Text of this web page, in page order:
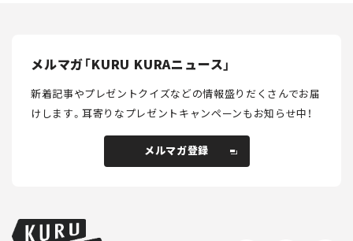
メルマガ「KURU KURAニュース」
新着記事やプレゼントクイズなどの情報盛りだくさんでお届
けします。耳寄りなプレゼントキャンペーンもお知らせ中！
メルマガ登録